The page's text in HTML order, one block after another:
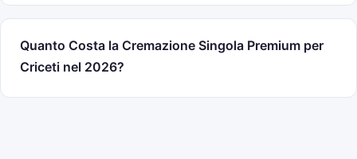
Quanto Costa la Cremazione Singola Premium per
Criceti nel 2026?